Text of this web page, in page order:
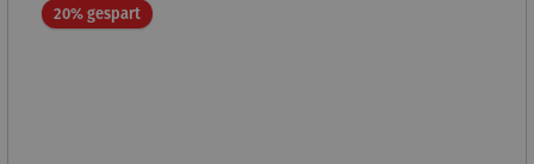
20% gespartRabatt